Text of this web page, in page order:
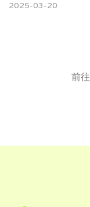
2025-03-20
前往